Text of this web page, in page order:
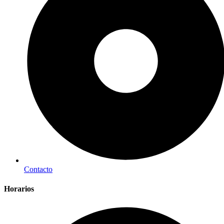
Contacto
Horarios